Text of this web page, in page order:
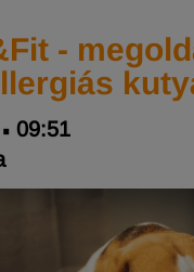
-
09:51